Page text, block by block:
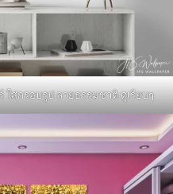
ใส่กรอบรูป ลายธรรมชาติ ดูเรียบๆ